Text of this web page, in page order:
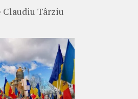
Claudiu Târziu